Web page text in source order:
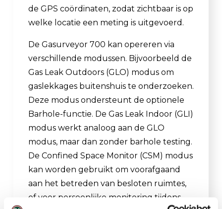
de GPS coördinaten, zodat zichtbaar is op
welke locatie een meting is uitgevoerd.
De Gasurveyor 700 kan opereren via
verschillende modussen. Bijvoorbeeld de
Gas Leak Outdoors (GLO) modus om
gaslekkages buitenshuis te onderzoeken.
Deze modus ondersteunt de optionele
Barhole-functie. De Gas Leak Indoor (GLI)
modus werkt analoog aan de GLO
modus, maar dan zonder barhole testing.
De Confined Space Monitor (CSM) modus
kan worden gebruikt om voorafgaand
aan het betreden van besloten ruimtes,
of voor persoonlijke monitoring tijdens